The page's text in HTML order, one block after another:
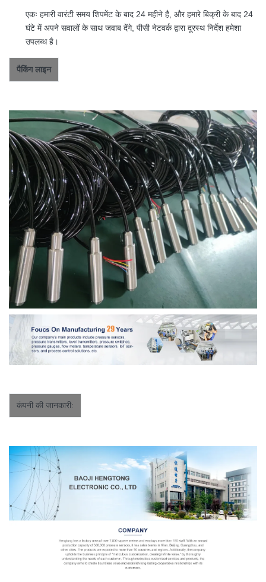
एकः हमारी वारंटी समय शिपमेंट के बाद 24 महीने है, और हमारे बिक्री के बाद 24
घंटे में अपने सवालों के साथ जवाब देंगे, पीसी नेटवर्क द्वारा दूरस्थ निर्देश हमेशा
उपलब्ध है।
पैकिंग लाइन
कंपनी की जानकारी: